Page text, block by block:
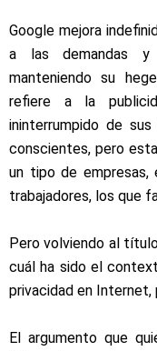
Google mejora
a las demandas y
manteniendo su
refiere a la
ininterrumpido de
conscientes, pero
un tipo de empresas,
trabajadores, los que
Pero volviendo al
cuál ha sido el
privacidad en Internet,
El argumento que